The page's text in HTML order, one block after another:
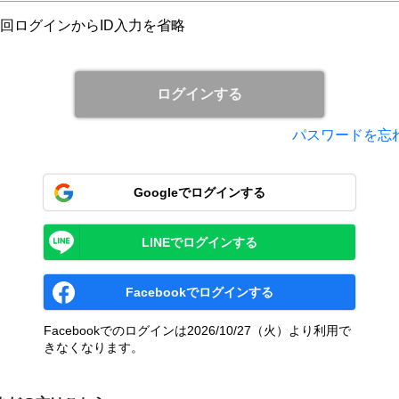
ログインからID入力を省略
パスワードを忘
Googleでログインする
LINEでログインする
Facebookでログインする
Facebookでのログインは2026/10/27（火）より利用で
きなくなります。